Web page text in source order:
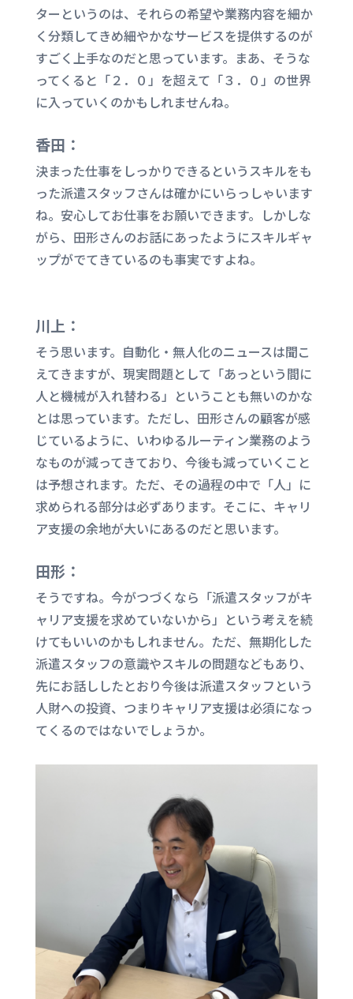
ターというのは、それらの希望や業務内容を細か
く分類してきめ細やかなサービスを提供するのが
すごく上手なのだと思っています。まあ、そうな
ってくると「２．０」を超えて「３．０」の世界
に入っていくのかもしれませんね。
香田：
決まった仕事をしっかりできるというスキルをも
った派遣スタッフさんは確かにいらっしゃいます
ね。安心してお仕事をお願いできます。しかしな
がら、田形さんのお話にあったようにスキルギャ
ップがでてきているのも事実ですよね。
川上：
そう思います。自動化・無人化のニュースは聞こ
えてきますが、現実問題として「あっという間に
人と機械が入れ替わる」ということも無いのかな
とは思っています。ただし、田形さんの顧客が感
じているように、いわゆるルーティン業務のよう
なものが減ってきており、今後も減っていくこと
は予想されます。ただ、その過程の中で「人」に
求められる部分は必ずあります。そこに、キャリ
ア支援の余地が大いにあるのだと思います。
田形：
そうですね。今がつづくなら「派遣スタッフがキ
ャリア支援を求めていないから」という考えを続
けてもいいのかもしれません。ただ、無期化した
派遣スタッフの意識やスキルの問題などもあり、
先にお話ししたとおり今後は派遣スタッフという
人財への投資、つまりキャリア支援は必須になっ
てくるのではないでしょうか。